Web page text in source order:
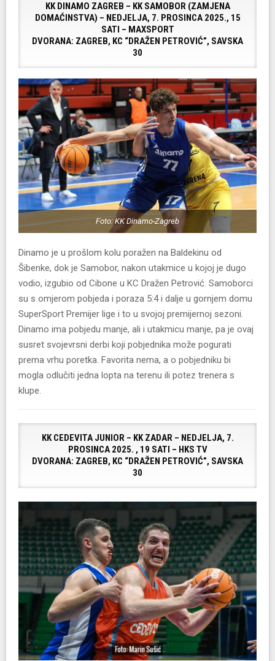
KK DINAMO ZAGREB – KK SAMOBOR (ZAMJENA
DOMAĆINSTVA) – NEDJELJA, 7. PROSINCA 2025., 15
SATI – MAXSPORT
DVORANA: ZAGREB, KC “DRAŽEN PETROVIĆ”, SAVSKA
30
Foto: KK Dinamo-Zagreb
Dinamo je u prošlom kolu poražen na Baldekinu od
Šibenke, dok je Samobor, nakon utakmice u kojoj je dugo
vodio, izgubio od Cibone u KC Dražen Petrović. Samoborci
su s omjerom pobjeda i poraza 5:4 i dalje u gornjem domu
SuperSport Premijer lige i to u svojoj premijernoj sezoni.
Dinamo ima pobjedu manje, ali i utakmicu manje, pa je ovaj
susret svojevrsni derbi koji pobjednika može pogurati
prema vrhu poretka. Favorita nema, a o pobjedniku bi
mogla odlučiti jedna lopta na terenu ili potez trenera s
klupe.
KK CEDEVITA JUNIOR – KK ZADAR – NEDJELJA, 7.
PROSINCA 2025. , 19 SATI – HKS TV
DVORANA: ZAGREB, KC “DRAŽEN PETROVIĆ”, SAVSKA
30